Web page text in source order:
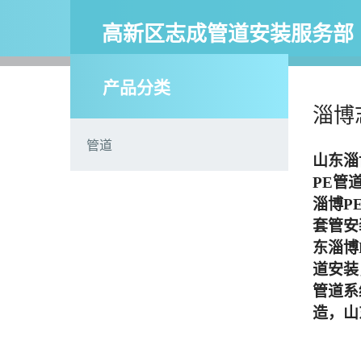
高新区志成管道安装服务部
产品分类
管道
淄博
山东
PE管
淄博
套管安
东淄博
道安装
管道系
造，